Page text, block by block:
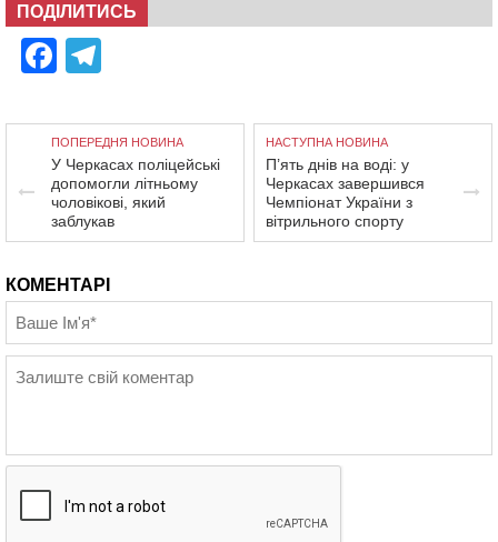
ПОДІЛИТИСЬ
Facebook
ПОПЕРЕДНЯ НОВИНА
У Черкасах поліцейські
допомогли літньому
чоловікові, який
заблукав
НАСТУПНА НОВИНА
П’ять днів на воді: у
Черкасах завершився
Чемпіонат України з
вітрильного спорту
КОМЕНТАРІ